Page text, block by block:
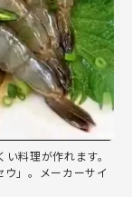
料理が作れます。
」。メーカーサイ